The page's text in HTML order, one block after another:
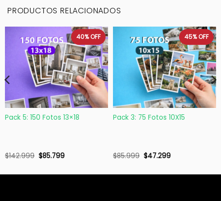
PRODUCTOS RELACIONADOS
40%OFF
Pack 5: 150 Fotos 13×18
$142.999 $85.799
45%OFF
Pack 3: 75 Fotos 10X15
$85.999 $47.299